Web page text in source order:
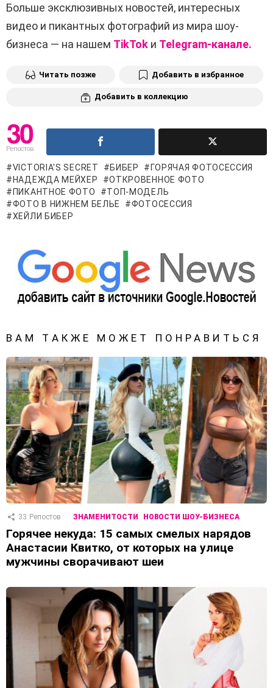
Больше эксклюзивных новостей, интересных
видео и пикантных фотографий из мира шоу-
бизнеса — на нашем TikTok и Telegram-канале.
Читать позже Добавить в избранное
Добавить в коллекцию
30
Репостов
VICTORIA'S SECRET БИБЕР
ГОРЯЧАЯ ФОТОСЕССИЯ
НАДЕЖДА МЕЙХЕР
ОТКРОВЕННОЕ ФОТО
ПИКАНТНОЕ ФОТО
ТОП-МОДЕЛЬ
ФОТО В НИЖНЕМ БЕЛЬЕ
ФОТОСЕССИЯ
ХЕЙЛИ БИБЕР
ВАМ ТАКЖЕ МОЖЕТ ПОНРАВИТЬСЯ
33 Репостов ЗНАМЕНИТОСТИ НОВОСТИ ШОУ-БИЗНЕСА
Горячее некуда: 15 самых смелых нарядов
Анастасии Квитко, от которых на улице
мужчины сворачивают шеи